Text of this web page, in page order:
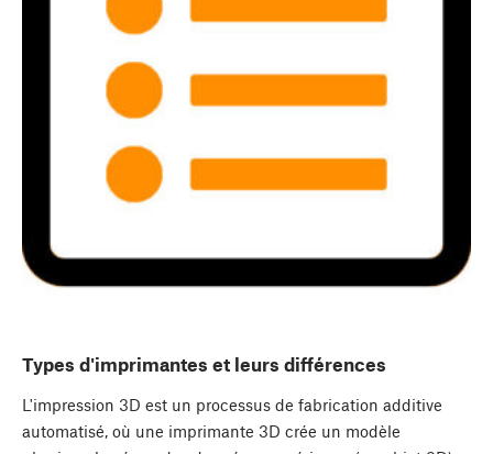
Types d'imprimantes et leurs différences
L'impression 3D est un processus de fabrication additive
automatisé, où une imprimante 3D crée un modèle